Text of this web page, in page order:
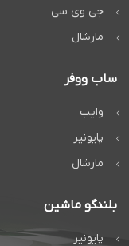
جی وی سی
مارشال
ساب ووفر
وایب
پایونیر
مارشال
بلندگو ماشین
پایونیر